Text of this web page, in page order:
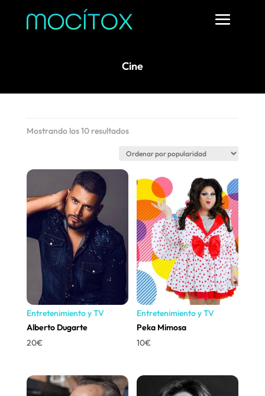
Cine
Mostrando los 10 resultadosOrdenado
popularidad
Entretenimiento y TV
Alberto Dugarte
20€
Entretenimiento y TV
Peka Mimosa
10€